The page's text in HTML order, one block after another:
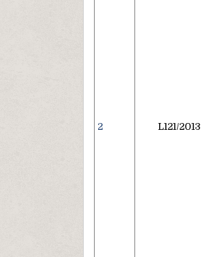
2 L121/2013